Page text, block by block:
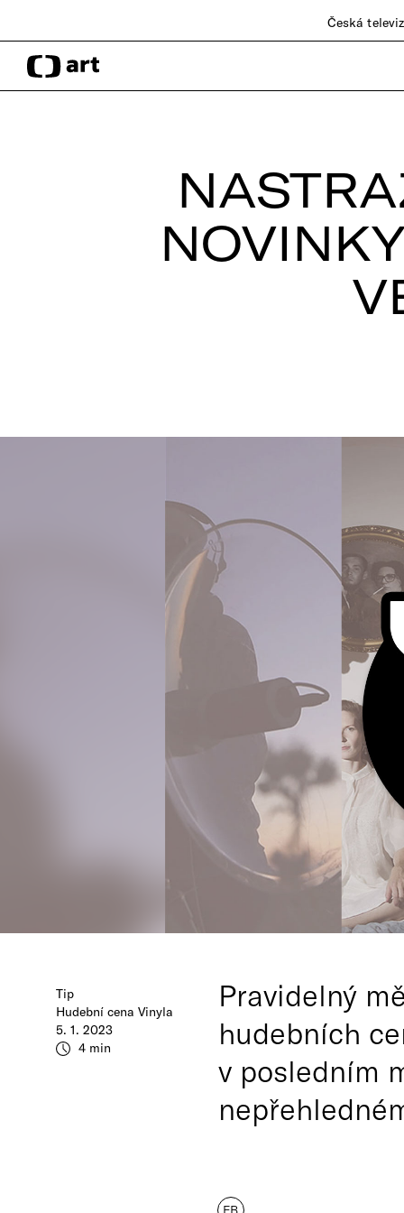
Česká
Tip
Hudební cena Vinyla
5. 1. 2023
4 min
Pravidelný
hudebních
v posledním
FB